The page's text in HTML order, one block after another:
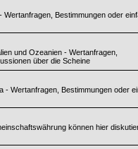
Wertanfragen, Bestimmungen oder
und Ozeanien - Wertanfragen,
über die Scheine
- Wertanfragen, Bestimmungen oder
können hier